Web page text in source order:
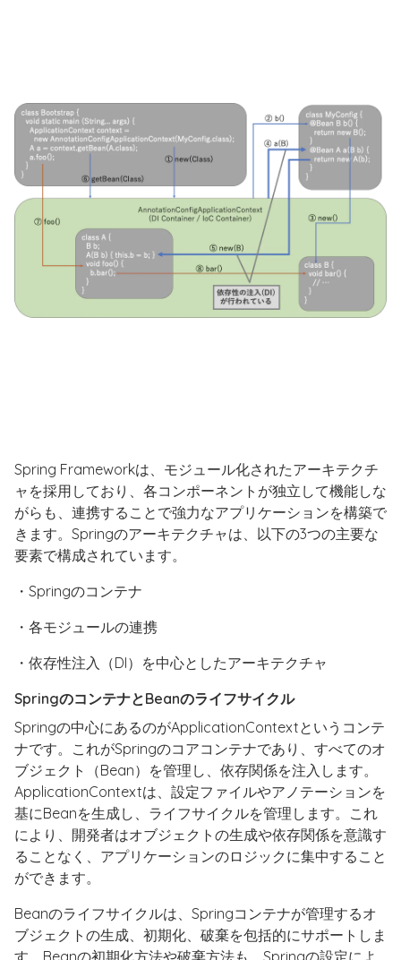
Spring Frameworkは、モジュール化されたアーキテクチ
ャを採用しており、各コンポーネントが独立して機能しな
がらも、連携することで強力なアプリケーションを構築で
きます。Springのアーキテクチャは、以下の3つの主要な
要素で構成されています。
・Springのコンテナ
・各モジュールの連携
・依存性注入（DI）を中心としたアーキテクチャ
SpringのコンテナとBeanのライフサイクル
Springの中心にあるのがApplicationContextというコンテ
ナです。これがSpringのコアコンテナであり、すべてのオ
ブジェクト（Bean）を管理し、依存関係を注入します。
ApplicationContextは、設定ファイルやアノテーションを
基にBeanを生成し、ライフサイクルを管理します。これ
により、開発者はオブジェクトの生成や依存関係を意識す
ることなく、アプリケーションのロジックに集中すること
ができます。
Beanのライフサイクルは、Springコンテナが管理するオ
ブジェクトの生成、初期化、破棄を包括的にサポートしま